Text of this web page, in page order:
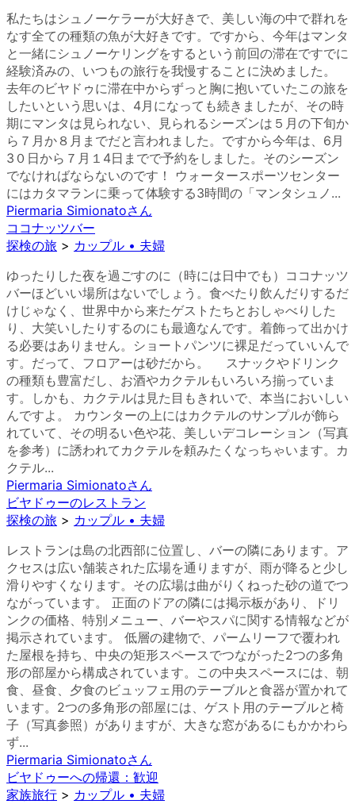
私たちはシュノーケラーが大好きで、美しい海の中で群れを
なす全ての種類の魚が大好きです。ですから、今年はマンタ
と一緒にシュノーケリングをするという前回の滞在ですでに
経験済みの、いつもの旅行を我慢することに決めました。
去年のビヤドゥに滞在中からずっと胸に抱いていたこの旅を
したいという思いは、4月になっても続きましたが、その時
期にマンタは見られない、見られるシーズンは５月の下旬か
ら７月か８月までだと言われました。ですから今年は、6月
3０日から７月１4日までで予約をしました。そのシーズン
でなければならないのです！ ウォータースポーツセンター
にはカタマランに乗って体験する3時間の「マンタシュノ...
Piermaria Simionatoさん
ココナッツバー
探検の旅 > カップル • 夫婦
ゆったりした夜を過ごすのに（時には日中でも）ココナッツ
バーほどいい場所はないでしょう。食べたり飲んだりするだ
けじゃなく、世界中から来たゲストたちとおしゃべりした
り、大笑いしたりするのにも最適なんです。着飾って出かけ
る必要はありません。ショートパンツに裸足だっていいんで
す。だって、フロアーは砂だから。 スナックやドリンク
の種類も豊富だし、お酒やカクテルもいろいろ揃っていま
す。しかも、カクテルは見た目もきれいで、本当においしい
んですよ。 カウンターの上にはカクテルのサンプルが飾ら
れていて、その明るい色や花、美しいデコレーション（写真
を参考）に誘われてカクテルを頼みたくなっちゃいます。カ
クテル...
Piermaria Simionatoさん
ビヤドゥーのレストラン
探検の旅 > カップル • 夫婦
レストランは島の北西部に位置し、バーの隣にあります。ア
クセスは広い舗装された広場を通りますが、雨が降ると少し
滑りやすくなります。その広場は曲がりくねった砂の道でつ
ながっています。 正面のドアの隣には掲示板があり、ドリ
ンクの価格、特別メニュー、バーやスパに関する情報などが
掲示されています。 低層の建物で、パームリーフで覆われ
た屋根を持ち、中央の矩形スペースでつながった2つの多角
形の部屋から構成されています。この中央スペースには、朝
食、昼食、夕食のビュッフェ用のテーブルと食器が置かれて
います。2つの多角形の部屋には、ゲスト用のテーブルと椅
子（写真参照）がありますが、大きな窓があるにもかかわら
ず...
Piermaria Simionatoさん
ビヤドゥーへの帰還：歓迎
家族旅行 > カップル • 夫婦